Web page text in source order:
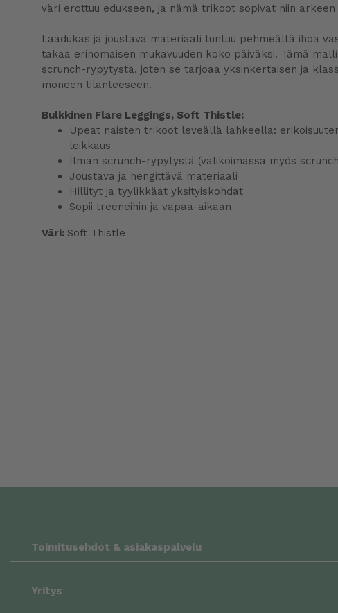
väri erottuu edukseen, ja nämä trikoot sopivat niin arkeen
Laadukas ja joustava materiaali tuntuu pehmeältä ihoa
takaa erinomaisen mukavuuden koko päiväksi. Tämä
scrunch-rypytystä, joten se tarjoaa yksinkertaisen ja
moneen tilanteeseen.
Bulkkinen Flare Leggings, Soft Thistle:
Upeat naisten trikoot leveällä lahkeella:
leikkaus
Ilman scrunch-rypytystä (valikoimassa myös
Joustava ja hengittävä materiaali
Hillityt ja tyylikkäät yksityiskohdat
Sopii treeneihin ja vapaa-aikaan
Väri: Soft Thistle
Toimitusehdot & asiakaspalvelu
Yritys